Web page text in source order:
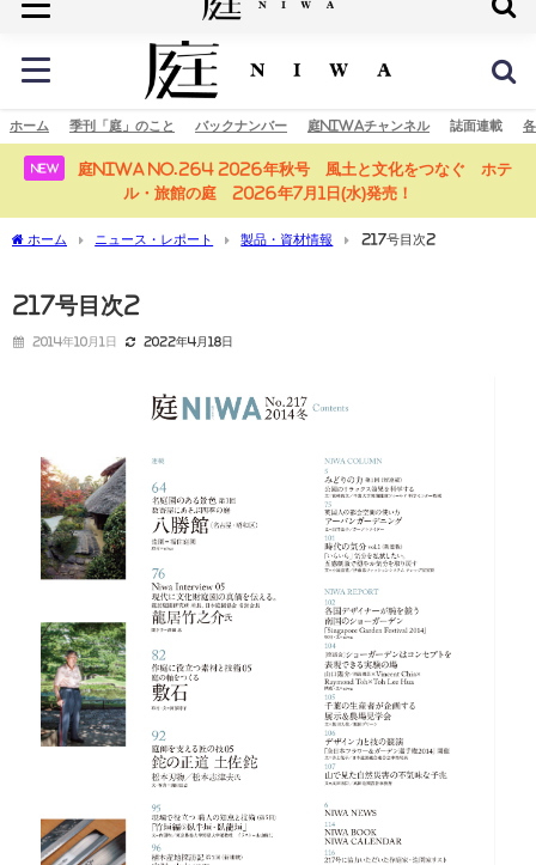
庭の未来へ
ホーム 季刊「庭」のこと バックナンバー 庭NIWAチャンネル 誌面連載
NEW
庭NIWA No.264 2026年秋号 風土と文化をつなぐ ホテ
ル・旅館の庭 2026年7月1日(水)発売！
ホーム ニュース・レポート 製品・資材情報 217号目次2
217号目次2
2014年10月1日 2022年4月18日